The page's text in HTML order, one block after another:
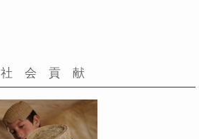
社 会 貢 献